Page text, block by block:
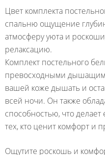
Цвет комплекта
спальню ощущение
атмосферу уюта и
релаксацию.
Комплект постельного
превосходными
вашей коже дышать и
всей ночи. Он также
способностью, что
тех, кто ценит комфорт и
Ощутите роскошь и